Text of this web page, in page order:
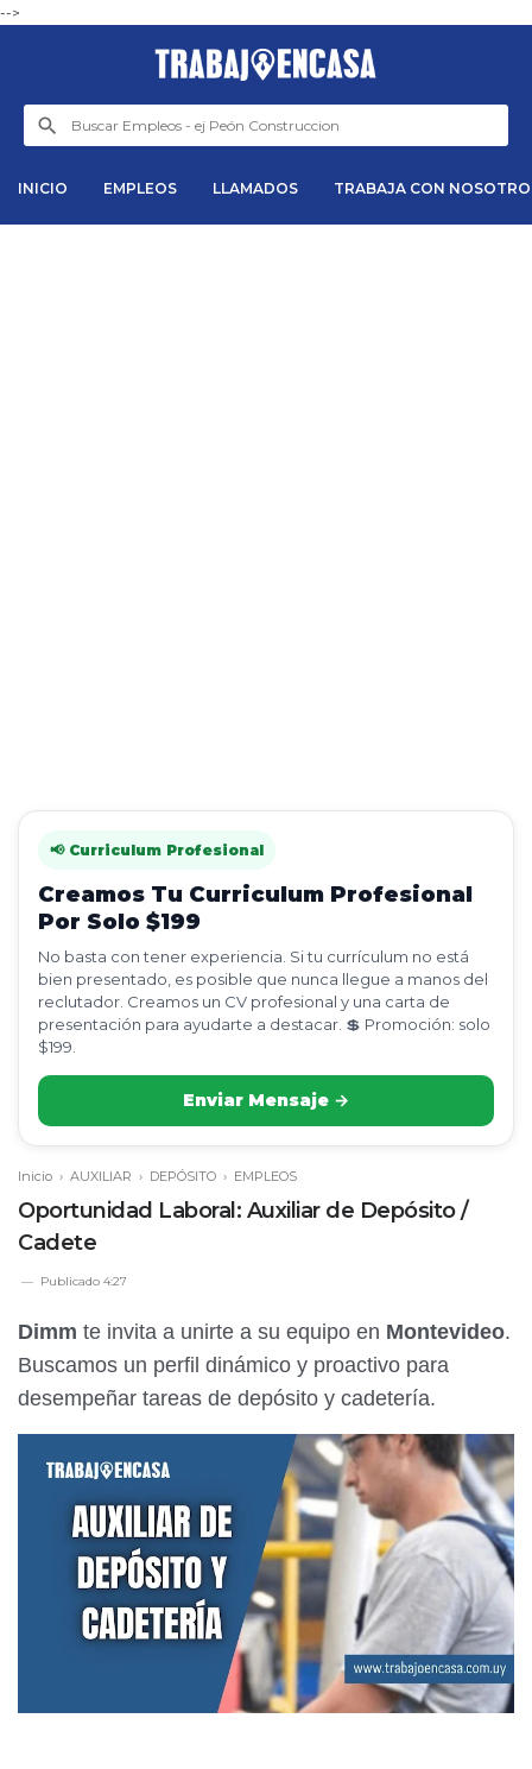
-->
INICIO EMPLEOS LLAMADOS TRABAJA CON
📢 Curriculum Profesional
Creamos Tu Curriculum Profesional
Por Solo $199
No basta con tener experiencia. Si tu currículum no está
bien presentado, es posible que nunca llegue a manos del
reclutador. Creamos un CV profesional y una carta de
presentación para ayudarte a destacar. 💲 Promoción: solo
$199.
Enviar Mensaje →
Inicio › AUXILIAR › DEPÓSITO › EMPLEOS
Oportunidad Laboral: Auxiliar de Depósito /
Cadete
Publicado 4:27
Dimm te invita a unirte a su equipo en Montevideo.
Buscamos un perfil dinámico y proactivo para
desempeñar tareas de depósito y cadetería.